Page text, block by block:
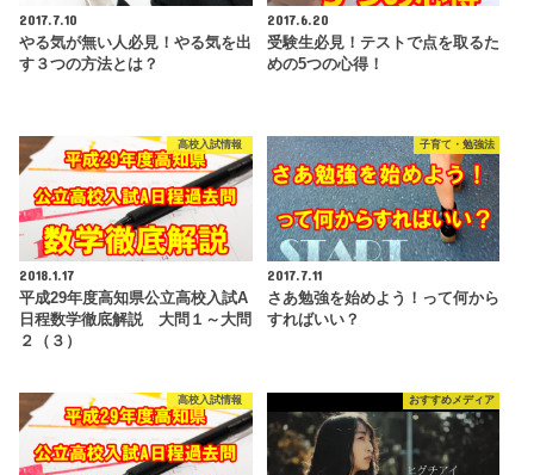
2017.7.10
やる気が無い人必見！やる気を出
す３つの方法とは？
2017.6.20
受験生必見！テストで点を取るた
めの5つの心得！
高校入試情報
2018.1.17
平成29年度高知県公立高校入試A
日程数学徹底解説 大問１～大問
２（３）
子育て・勉強法
2017.7.11
さあ勉強を始めよう！って何から
すればいい？
高校入試情報 おすすめメディア